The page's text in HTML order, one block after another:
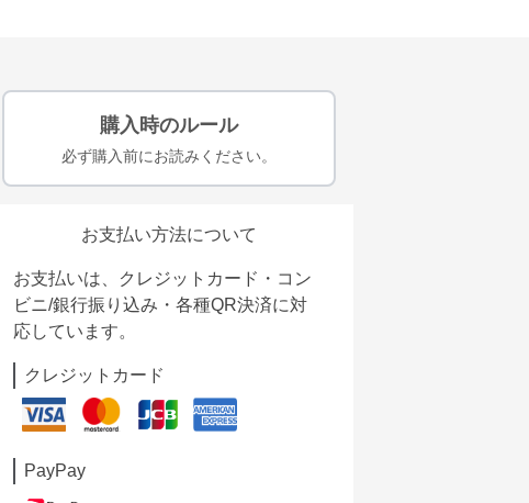
購入時のルール
必ず購入前にお読みください。
お支払い方法について
お支払いは、クレジットカード・コン
ビニ/銀行振り込み・各種QR決済に対
応しています。
クレジットカード
PayPay